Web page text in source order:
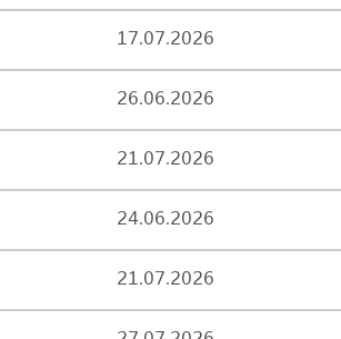
17.07.2026
26.06.2026
21.07.2026
24.06.2026
21.07.2026